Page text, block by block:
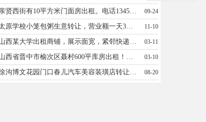
亲贤西街有10平方米门面房出租。电话13453438833 09-24
太原学校小笼包粥生意转让，营业额一天3千左右，因家中有事需，转让。有意者联系18169533424。诚心干的联系，会做的优先。 11-10
山西某大学出租商铺，展示面宽，紧邻快递站，电影院，人流量大。有意者电话联系19293497257 03-11
山西省晋中市榆次区聂村600平库房出租！房租便宜带三厢电！燕子姐：18635459128 03-10
徐沟博文花园门口春儿汽车美容装璜店转让出租，位置好，客户稳定 本人另有事做，有意者联系，非诚勿忧 电话13403516925－13653607665 08-20